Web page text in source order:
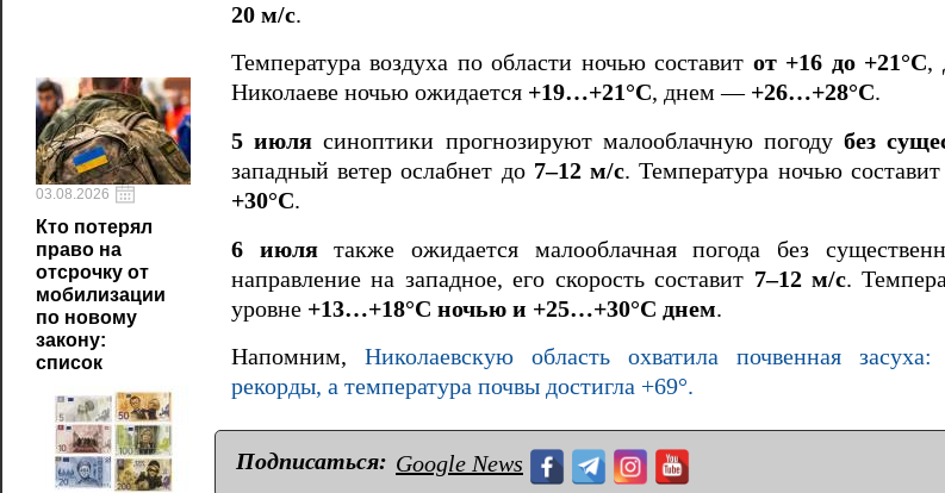
03.08.2026
Кто потерял
право на
отсрочку от
мобилизации
по новому
закону:
список
20 м/с.
Температура воздуха по области ночью составит от +16 до +21°C,
Николаеве ночью ожидается +19…+21°C, днем — +26…+28°C.
5 июля синоптики прогнозируют малооблачную погодубез
западный ветер ослабнет до 7–12 м/с. Температура ночью составит
+30°C.
6 июлятакже ожидается малооблачная погода без
направление на западное, его скорость составит 7–12 м/с.
уровне +13…+18°C ночью и +25…+30°C днем.
Напомним, Николаевскую область охватила почвенная
рекорды, а температура почвы достигла +69°.
Подписаться: Google News